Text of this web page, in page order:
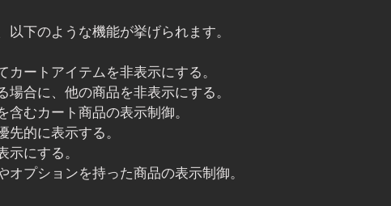
下のような機能が挙げられます。
ートアイテムを非表示にする。
合に、他の商品を非表示にする。
含むカート商品の表示制御。
的に表示する。
にする。
プションを持った商品の表示制御。